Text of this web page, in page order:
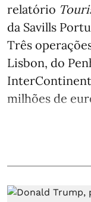
relatório
da Savills
Três
Lisbon, do
milhões de